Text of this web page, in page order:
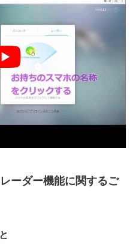
ーダー機能に関するご